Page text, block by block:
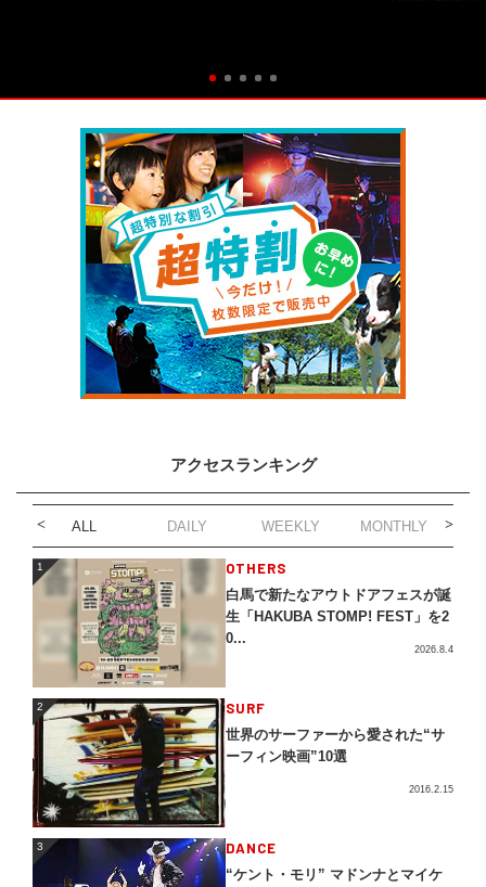
アクセスランキング
ALL DAILY WEEKLY MONTHLY
1 OTHERS
白馬で新たなアウトドアフェスが誕
生「HAKUBA STOMP! FEST」を2
0...
2026.8.4
2 SURF
世界のサーファーから愛された“サ
ーフィン映画”10選
2016.2.15
3 DANCE
“ケント・モリ” マドンナとマイケ